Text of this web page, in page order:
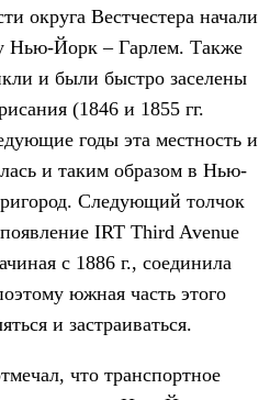
округа Вестчестера начали
Нью-Йорк – Гарлем. Также
и были быстро заселены
(1846 и 1855 гг.
годы эта местность и
и таким образом в Нью-
Следующий толчок
IRT Third Avenue
с 1886 г., соединила
южная часть этого
и застраиваться.
что транспортное